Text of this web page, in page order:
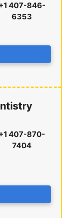
407-846-
6353
407-870-
7404